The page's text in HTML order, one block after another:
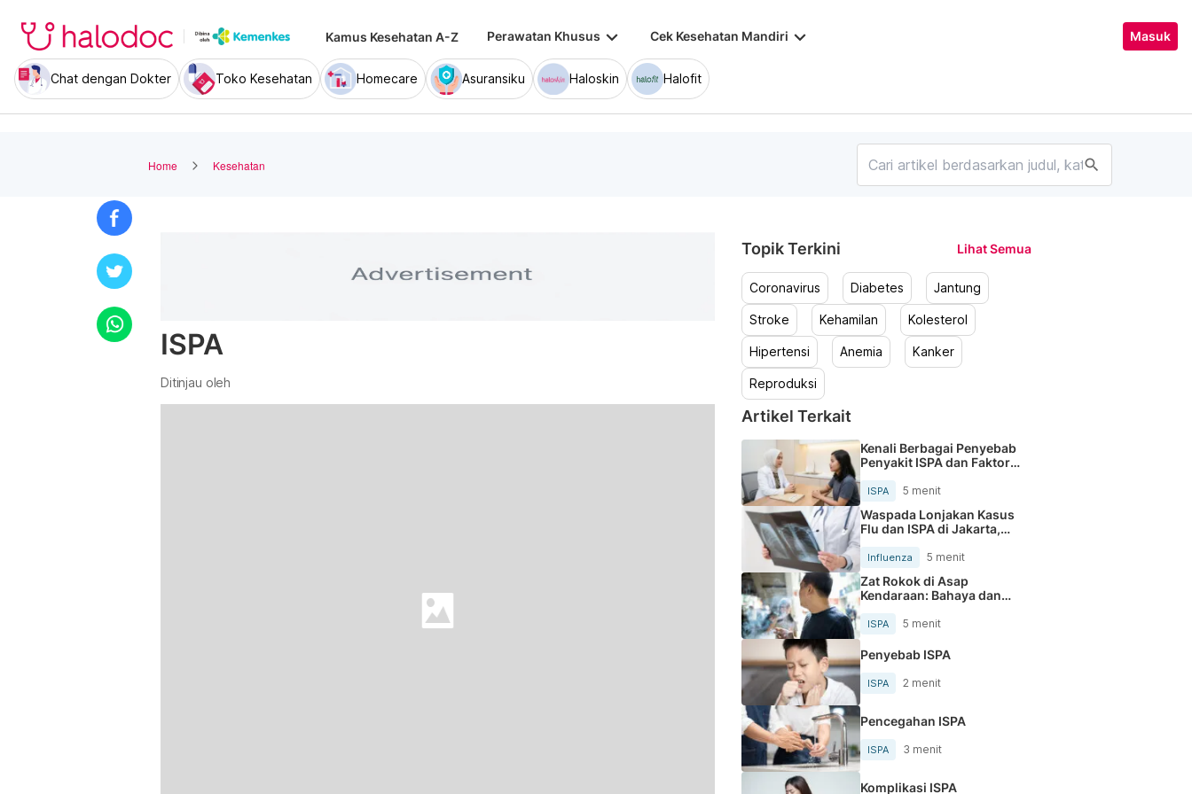
Kamus Kesehatan A-Z Perawatan Khusus keyboard_arrow_down Cek Kesehatan Mandiri keyboard_arrow_down Masuk
Chat dengan Dokter Toko Kesehatan Homecare Asuransiku Haloskin Halofit
Home Kesehatan search
ISPA
Ditinjau oleh
Topik Terkini Lihat Semua
Coronavirus Diabetes Jantung
Stroke Kehamilan Kolesterol
Hipertensi Anemia Kanker
Reproduksi
Artikel Terkait
Kenali Berbagai Penyebab
Penyakit ISPA dan Faktor
ISPA 5 menit
Waspada Lonjakan Kasus
Flu dan ISPA di Jakarta,
Gejalanya Mirip COVID-19
Influenza 5 menit
Zat Rokok di Asap
Kendaraan: Bahaya dan
Cara Hindari
ISPA 5 menit
Penyebab ISPA
ISPA 2 menit
Pencegahan ISPA
ISPA 3 menit
Komplikasi ISPA